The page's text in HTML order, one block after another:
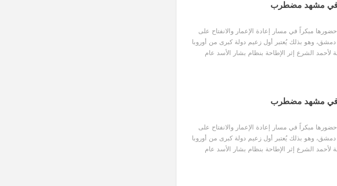
في مشهد مضطرب
مبكراً في مسار إعادة الإعمار والانفتاح على
وهو بذلك يُعتبر أول زعيم دولة كبرى من أوروبا
لأحمد الشرع إثر الإطاحة بنظام بشار الأسد عام
في مشهد مضطرب
مبكراً في مسار إعادة الإعمار والانفتاح على
وهو بذلك يُعتبر أول زعيم دولة كبرى من أوروبا
لأحمد الشرع إثر الإطاحة بنظام بشار الأسد عام